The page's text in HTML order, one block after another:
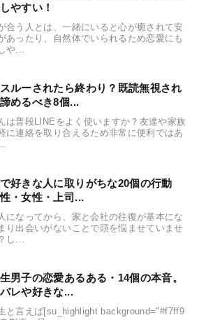
やすい！
合う人とは、一緒にいると心が癒されて安
あったり、自然体でいられるため恋愛にも
や...
ルーされたら終わり？既読無視され
めるべき8個...
は普段LINEをよく使いますか？友達や家族
に連絡を取り合えるため非常に便利ではあ
好きな人に取りがちな20個の行動
性・女性・上司...
になってから、家と会社の往復が基本にな
り出会いがないことで頭を悩ませていませ
し...
男子の恋愛あるある・14個の本音。
レや好きな...
と言えば[su_highlight background="#f7ff9